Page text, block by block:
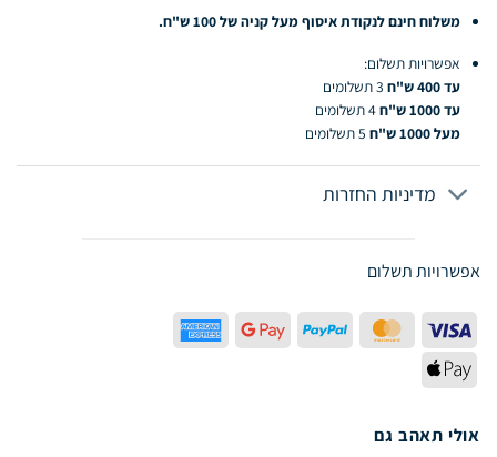
משלוח חינם לנקודת איסוף מעל קניה של 100 ש"ח.
אפשרויות תשלום:
עד 400 ש"ח
3 תשלומים
עד 1000 ש"ח
4 תשלומים
מעל 1000 ש"ח
5 תשלומים
מדיניות החזרות
אפשרויות תשלום
Visa
MasterCard
PayPal
Google
Pay
Express
Apple
Pay
אולי תאהב גם